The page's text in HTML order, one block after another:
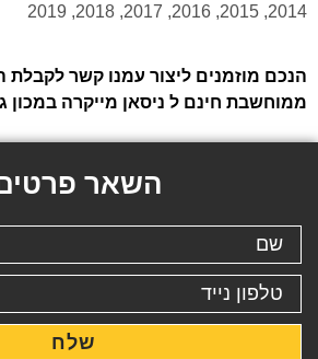
2014, 2015, 2016, 2017, 2018, 2019
הנכם מוזמנים ליצור עמנו קשר לקבלת
ממוחשבת חינם ל ניסאן מייקרה במכון
השאר
שלח